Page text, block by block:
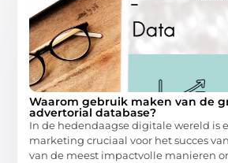
Waarom gebruik maken van de
advertorial database?
In de hedendaagse digitale wereld is
marketing cruciaal voor het succes
van de meest impactvolle manieren